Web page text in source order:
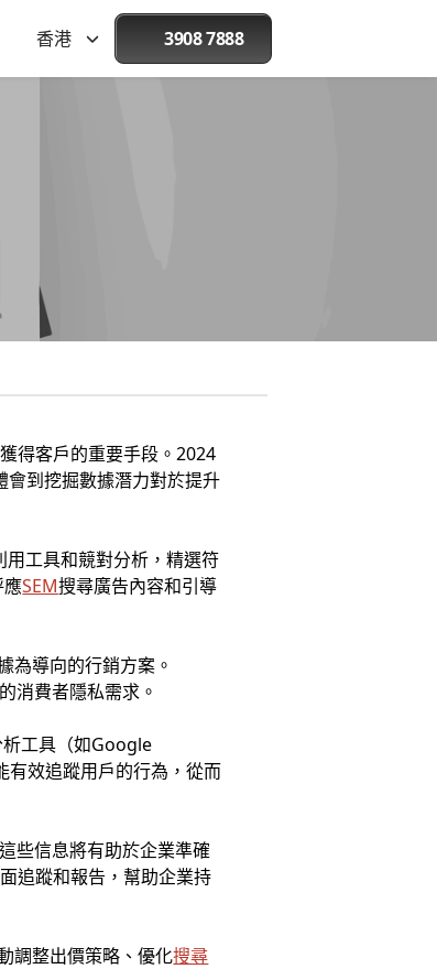
香港 3908 7888
得客戶的重要手段。2024
到挖掘數據潛力對於提升
工具和競對分析，精選符
應SEM搜尋廣告內容和引導
為導向的行銷方案。
消費者隱私需求。
工具（如Google
效追蹤用戶的行為，從而
些信息將有助於企業準確
追蹤和報告，幫助企業持
調整出價策略、優化搜尋